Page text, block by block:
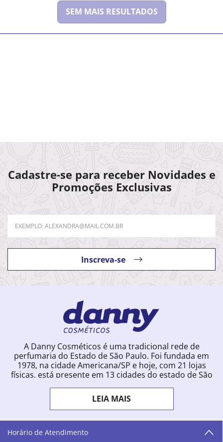
SEM MAIS RESULTADOS
Cadastre-se para receber Novidades e
Promoções Exclusivas
Inscreva-se
A Danny Cosméticos é uma tradicional rede de
perfumaria do Estado de São Paulo. Foi fundada em
1978, na cidade Americana/SP e hoje, com 21 lojas
físicas, está presente em 13 cidades do estado de São
começou a vender para todo o território brasileiro.
Com uma infinidade de marcas e a filosofia de vender
produtos que vão do popular ao luxo, a Danny
Cosméticos mantém parceria com aproximadamente
300 grandes fornecedores e lançamentos diários na
LEIA MAIS
Horário de Atendimento